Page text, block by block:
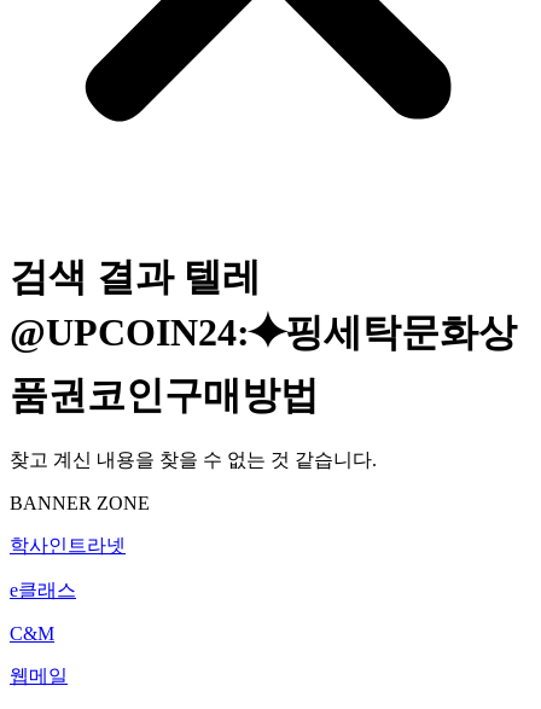
검색 결과 텔레
@UPCOIN24:⯌핑세탁문화상
품권코인구매방법
찾고 계신 내용을 찾을 수 없는 것 같습니다.
BANNER ZONE
학사인트라넷
e클래스
C&M
웹메일